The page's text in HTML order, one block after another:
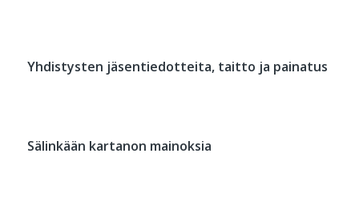
Yhdistysten jäsentiedotteita, taitto ja painatus
Sälinkään kartanon mainoksia